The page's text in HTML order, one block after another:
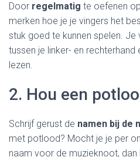
Door regelmatig te oefenen
merken hoe je je vingers het
stuk goed te kunnen spelen.
tussen je linker- en
lezen.
2. Hou een
Schrijf gerust de namen bij de
met potlood? Mocht je je per
naam voor de muzieknoot,